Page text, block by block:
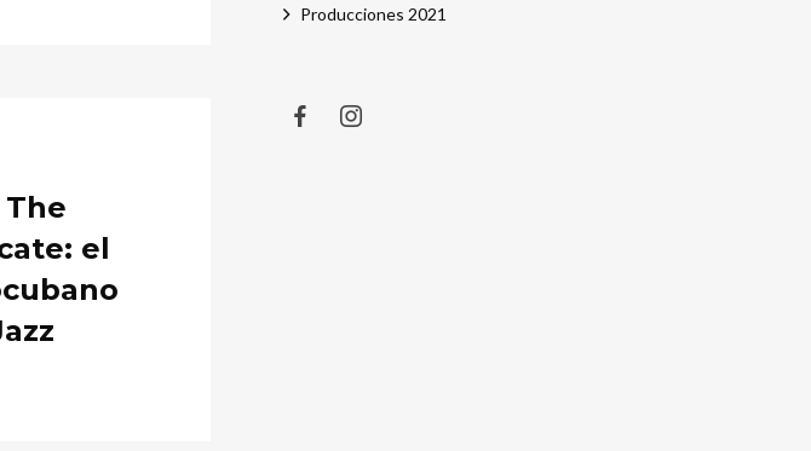
el
Producciones 2021